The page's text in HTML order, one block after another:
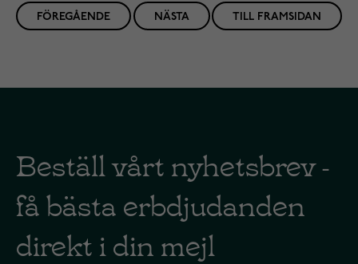
FÖREGÅENDE TILL FRAMSIDAN
NÄSTA
Beställ vårt nyhetsbrev -
få bästa erbdjudanden
direkt i din mejl